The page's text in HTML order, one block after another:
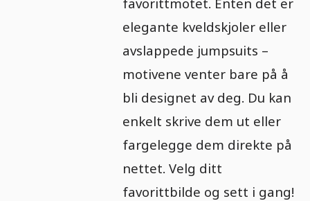
elegante kveldskjoler eller
avslappede jumpsuits –
motivene venter bare på å
bli designet av deg. Du kan
enkelt skrive dem ut eller
fargelegge dem direkte på
nettet. Velg ditt
favorittbilde og sett i gang!